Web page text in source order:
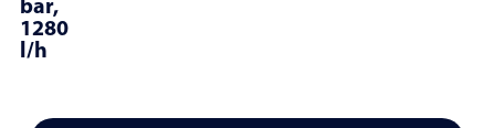
bar,
1280
l/h